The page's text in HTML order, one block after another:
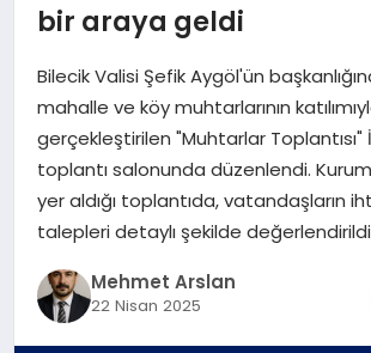
SPOR
SAĞLIK
EĞITIM
bir araya geldi
Bilecik Valisi Şefik Aygöl'ün
mahalle ve köy muhtarlarının
gerçekleştirilen "Muhtarlar Toplantısı"
toplantı salonunda düzenlendi.
yer aldığı toplantıda, vatandaşların
talepleri detaylı şekilde
Mehmet Arslan
22 Nisan 2025